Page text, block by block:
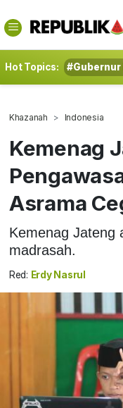
Hot Topics: #Gubernur
Khazanah Indonesia
Kemenag
Asrama
Kemenag Jateng
madrasah.
Red: Erdy Nasrul